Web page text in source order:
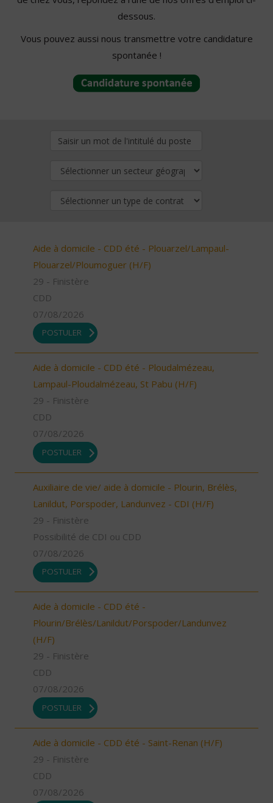
dessous.
Vous pouvez aussi nous transmettre votre candidature
spontanée !
Aide à domicile - CDD été - Plouarzel/Lampaul-
Plouarzel/Ploumoguer (H/F)
29 - Finistère
CDD
07/08/2026
POSTULER
Aide à domicile - CDD été - Ploudalmézeau,
Lampaul-Ploudalmézeau, St Pabu (H/F)
29 - Finistère
CDD
07/08/2026
POSTULER
Auxiliaire de vie/ aide à domicile - Plourin, Brélès,
Lanildut, Porspoder, Landunvez - CDI (H/F)
29 - Finistère
Possibilité de CDI ou CDD
07/08/2026
POSTULER
Aide à domicile - CDD été -
Plourin/Brélès/Lanildut/Porspoder/Landunvez
(H/F)
29 - Finistère
CDD
07/08/2026
POSTULER
Aide à domicile - CDD été - Saint-Renan (H/F)
29 - Finistère
CDD
07/08/2026